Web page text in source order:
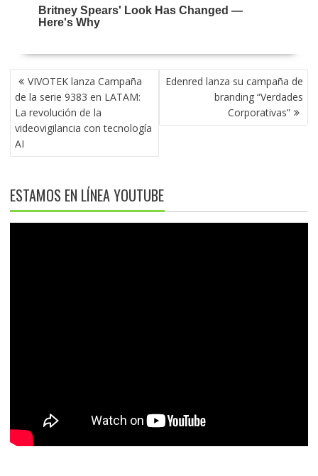
NAVEGACIÓN
DE
ENTRADAS
VIVOTEK lanza Campaña
de la serie 9383 en LATAM:
La revolución de la
videovigilancia con tecnología
AI
Edenred lanza su campaña de
branding “Verdades
Corporativas”
ESTAMOS EN LÍNEA YOUTUBE